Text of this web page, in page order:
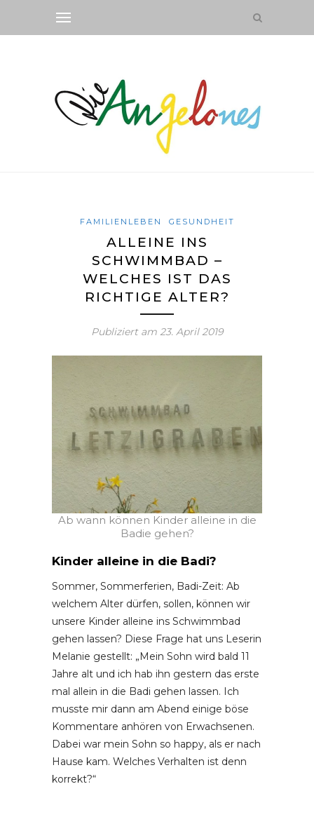
FAMILIENLEBEN GESUNDHEIT
ALLEINE INS
SCHWIMMBAD –
WELCHES IST DAS
RICHTIGE ALTER?
Publiziert am 23. April 2019
Ab wann können Kinder alleine in die
Badie gehen?
Kinder alleine in die Badi?
Sommer, Sommerferien, Badi-Zeit: Ab
welchem Alter dürfen, sollen, können wir
unsere Kinder alleine ins Schwimmbad
gehen lassen? Diese Frage hat uns Leserin
Melanie gestellt: „Mein Sohn wird bald 11
Jahre alt und ich hab ihn gestern das erste
mal allein in die Badi gehen lassen. Ich
musste mir dann am Abend einige böse
Kommentare anhören von Erwachsenen.
Dabei war mein Sohn so happy, als er nach
Hause kam. Welches Verhalten ist denn
korrekt?“